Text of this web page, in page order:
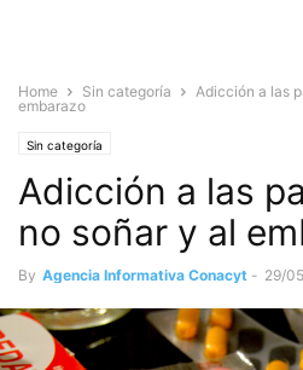
Home Sin categoría
Adicción a las
embarazo
Sin categoría
Adicción a las
no soñar y al
By Agencia Informativa Conacyt - 29/